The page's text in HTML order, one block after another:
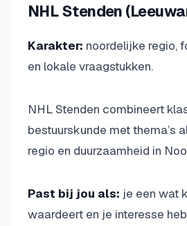
NHL Stenden
Karakter: noordelijke regio,
en lokale vraagstukken.
NHL Stenden combineert
bestuurskunde met thema’s
regio en duurzaamheid in
Past bij jou als: je een wat
waardeert en je interesse